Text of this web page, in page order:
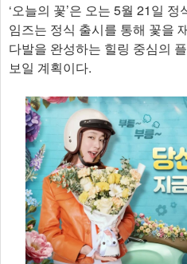
‘오늘의 꽃’은 오는 5월 21일
임즈는 정식 출시를 통해 꽃을
다발을 완성하는 힐링 중심의
보일 계획이다.​